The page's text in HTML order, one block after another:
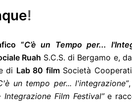
!
“C’è un Tempo per...
Ruah S.C.S. di Bergamo e,
di Lab 80 filmSocietà
un tempo per... l'integrazione”
Integrazione Film Festival”e